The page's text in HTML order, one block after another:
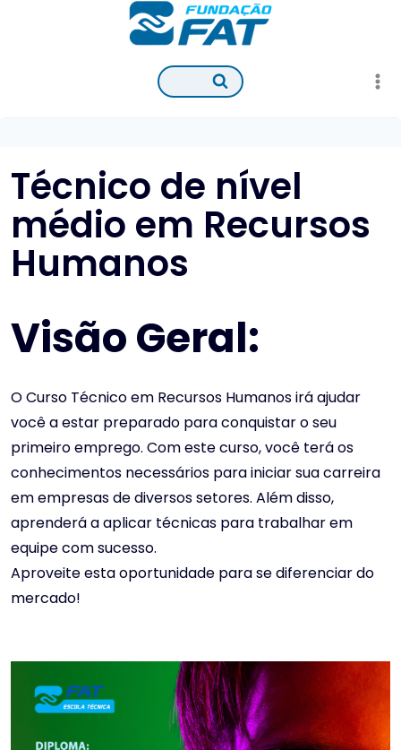
Técnico de nível
médio em Recursos
Humanos
Visão Geral:
O Curso Técnico em Recursos Humanos irá ajudar
você a estar preparado para conquistar o seu
primeiro emprego. Com este curso, você terá os
conhecimentos necessários para iniciar sua carreira
em empresas de diversos setores. Além disso,
aprenderá a aplicar técnicas para trabalhar em
equipe com sucesso.
Aproveite esta oportunidade para se diferenciar do
mercado!